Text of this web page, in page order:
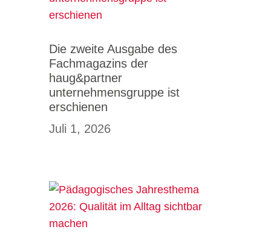
Die zweite Ausgabe des
Fachmagazins der
haug&partner
unternehmensgruppe ist
erschienen
Juli 1, 2026